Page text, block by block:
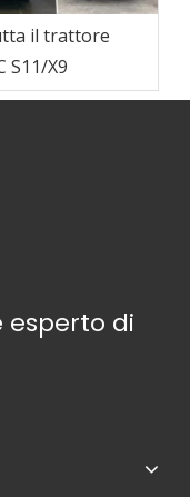
il trattore
S11/X9
esperto di